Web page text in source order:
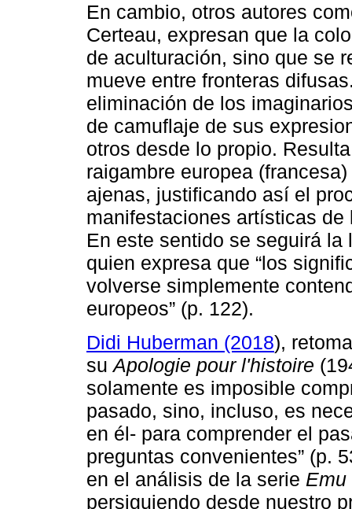
En cambio, otros autores
Certeau, expresan que la
de aculturación, sino que se
mueve entre fronteras
eliminación de los
de camuflaje de sus
otros desde lo propio.
raigambre europea
ajenas, justificando así el
manifestaciones artísticas
En este sentido se seguirá
quien expresa que “los
volverse simplemente
europeos” (p. 122).
Didi Huberman (2018),
suApologie pour l'histoire
solamente es imposible
pasado, sino, incluso, es
en él- para comprender el
preguntas convenientes” (p.
en el análisis de la serie Emu
persiguiendo desde nuestro